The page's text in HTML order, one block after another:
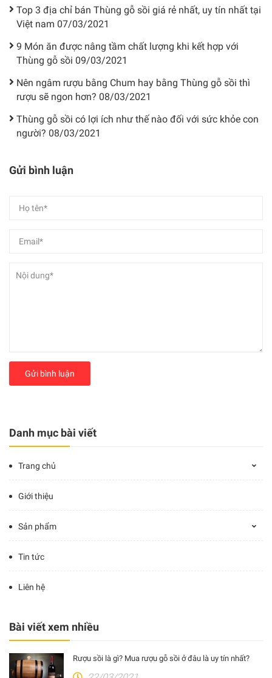
Danh mục bài viết
Trang chủ
Giới thiệu
Sản phẩm
Tin tức
Liên hệ
Bài viết xem nhiều
Rượu sồi là gì? Mua rượu gỗ sồi ở đâu là uy tín nhất?
Top 3 địa chỉ bán Thùng gỗ sồi giá rẻ nhất, uy tín nhất tại
Việt nam 07/03/2021
9 Món ăn được nâng tầm chất lượng khi kết hợp với
Thùng gỗ sồi 09/03/2021
Nên ngâm rượu bằng Chum hay bằng Thùng gỗ sồi thì
rượu sẽ ngon hơn? 08/03/2021
Thùng gỗ sồi có lợi ích như thế nào đối với sức khỏe con
người? 08/03/2021
Gửi bình luận
Gửi bình luận